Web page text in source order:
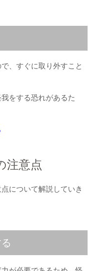
、すぐに取り外すこと
をする恐れがあるた
注意点
について解説していき